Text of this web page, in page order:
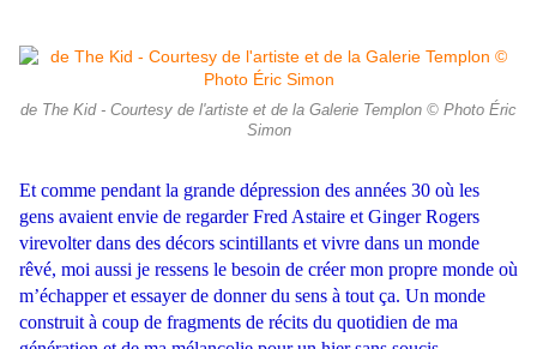
de The Kid - Courtesy de l'artiste et de la Galerie Templon © Photo Éric
Simon
Et comme pendant la grande dépression des années 30 où les
gens avaient envie de regarder Fred Astaire et Ginger Rogers
virevolter dans des décors scintillants et vivre dans un monde
rêvé, moi aussi je ressens le besoin de créer mon propre monde où
m’échapper et essayer de donner du sens à tout ça. Un monde
construit à coup de fragments de récits du quotidien de ma